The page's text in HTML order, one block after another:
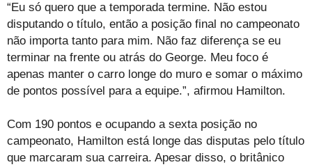
“Eu só quero que a temporada termine. Não estou
disputando o título, então a posição final no campeonato
não importa tanto para mim. Não faz diferença se eu
terminar na frente ou atrás do George. Meu foco é
apenas manter o carro longe do muro e somar o máximo
de pontos possível para a equipe.”, afirmou Hamilton.
Com 190 pontos e ocupando a sexta posição no
campeonato, Hamilton está longe das disputas pelo título
que marcaram sua carreira. Apesar disso, o britânico